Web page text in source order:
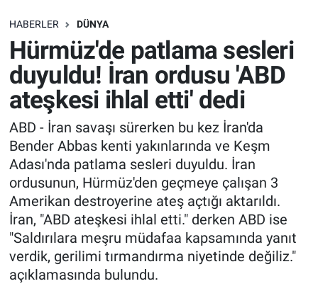
HABERLER DÜNYA
Hürmüz'de patlama sesleri
duyuldu! İran ordusu 'ABD
ateşkesi ihlal etti' dedi
ABD - İran savaşı sürerken bu kez İran'da
Bender Abbas kenti yakınlarında ve Keşm
Adası'nda patlama sesleri duyuldu. İran
ordusunun, Hürmüz'den geçmeye çalışan 3
Amerikan destroyerine ateş açtığı aktarıldı.
İran, "ABD ateşkesi ihlal etti." derken ABD ise
"Saldırılara meşru müdafaa kapsamında yanıt
verdik, gerilimi tırmandırma niyetinde değiliz."
açıklamasında bulundu.
SAĞLIK
EKONOMİ
EĞİTİM
ÖZEL HABER
Keşfet
ASTROLOJİ
MANŞET
RESMİ İLANLAR